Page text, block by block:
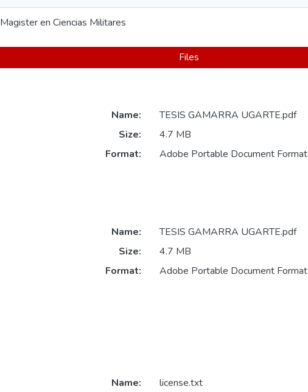
Magister en Ciencias Militares
Files
Name:
TESIS GAMARRA UGARTE.pdf
Size:
4.7 MB
Format:
Adobe Portable Document Format
Name:
TESIS GAMARRA UGARTE.pdf
Size:
4.7 MB
Format:
Adobe Portable Document Format
Name:
license.txt